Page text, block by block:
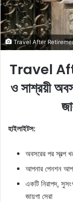
Travel After
Travel
ও সাশ্রয়ী
হাইলাইটস:
অবসরের পর স্বল্প
আপনার পেনশন
একটি নিরাপদ,
জায়গা সেরা